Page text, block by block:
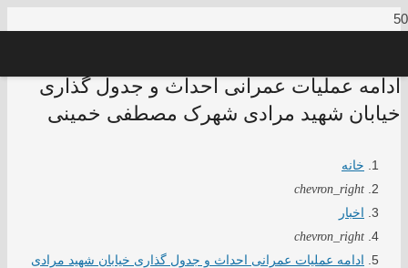
ادامه عملیات عمرانی احداث و جدول گذاری
خیابان شهید مرادی شهرک مصطفی خمینی
خانه
chevron_right
اخبار
chevron_right
ادامه عملیات عمرانی احداث و جدول گذاری خیابان شهید مرادی